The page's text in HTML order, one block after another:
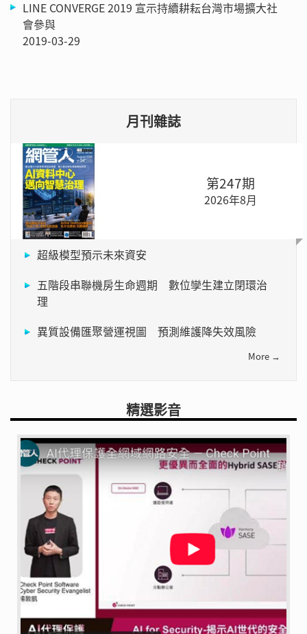
LINE CONVERGE 2019 宣示持續耕耘台灣市場擴大社
會參與
2019-03-29
月刊雜誌
第247期
2026年8月
超級模型預示未來資安
五階段串聯機房生命週期 數位孿生建立閉環治
理
異質設備匯聚營運視圖 預測維護降失效風險
More →
精選影音